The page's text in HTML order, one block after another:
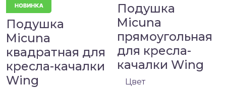
Подушка
Micuna
квадратная для
кресла-качалки
Wing
Подушка
Micuna
прямоугольная
для кресла-
качалки Wing
Цвет